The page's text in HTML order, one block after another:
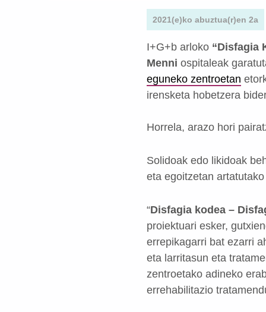
2021(e)ko abuztua(r)en 2a
I+G+b arloko “Disfagia
Menni ospitaleak
eguneko zentroetan
irensketa hobetzera
Horrela, arazo hori
Solidoak edo likidoak
eta egoitzetan
“Disfagia kodea –
proiektuari esker,
errepikagarri bat ezarri
eta larritasun eta
zentroetako adineko
errehabilitazio